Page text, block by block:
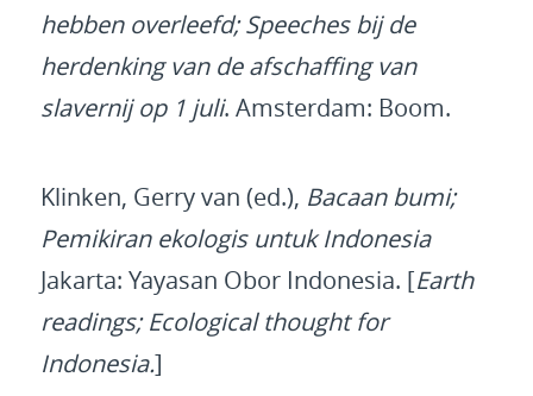
hebben overleefd; Speeches bij de
herdenking van de afschaffing van
slavernij op 1 juli. Amsterdam: Boom.
Klinken, Gerry van (ed.), Bacaan bumi;
Pemikiran ekologis untuk Indonesia
Jakarta: Yayasan Obor Indonesia. [Earth
readings; Ecological thought for
Indonesia.]